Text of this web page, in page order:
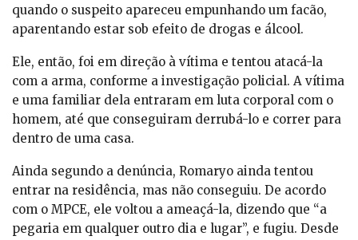
quando o suspeito apareceu empunhando um facão,
aparentando estar sob efeito de drogas e álcool.
Ele, então, foi em direção à vítima e tentou atacá-la
com a arma, conforme a investigação policial. A vítima
e uma familiar dela entraram em luta corporal com o
homem, até que conseguiram derrubá-lo e correr para
dentro de uma casa.
Ainda segundo a denúncia, Romaryo ainda tentou
entrar na residência, mas não conseguiu. De acordo
com o MPCE, ele voltou a ameaçá-la, dizendo que “a
pegaria em qualquer outro dia e lugar”, e fugiu. Desde